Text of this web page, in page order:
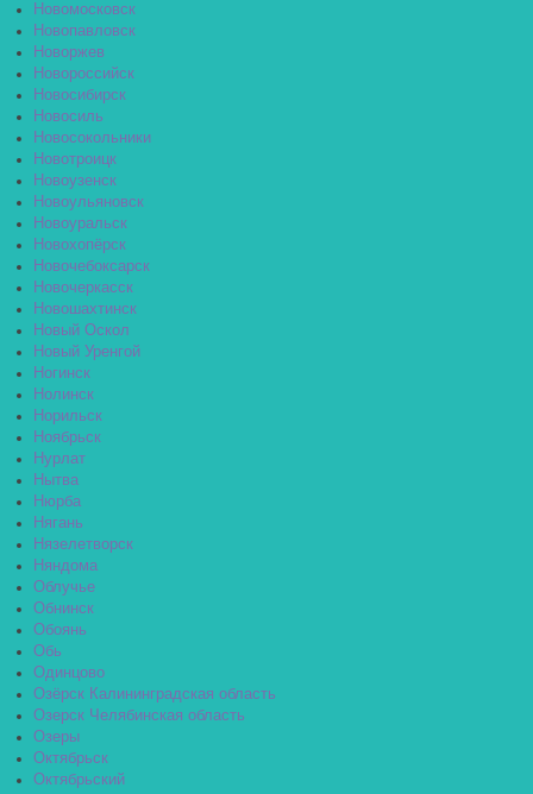
Новомосковск
Новопавловск
Новоржев
Новороссийск
Новосибирск
Новосиль
Новосокольники
Новотроицк
Новоузенск
Новоульяновск
Новоуральск
Новохопёрск
Новочебоксарск
Новочеркасск
Новошахтинск
Новый Оскол
Новый Уренгой
Ногинск
Нолинск
Норильск
Ноябрьск
Нурлат
Нытва
Нюрба
Нягань
Нязелетворск
Няндома
Облучье
Обнинск
Обоянь
Обь
Одинцово
Озёрск Калининградская область
Озерск Челябинская область
Озеры
Октябрьск
Октябрьский